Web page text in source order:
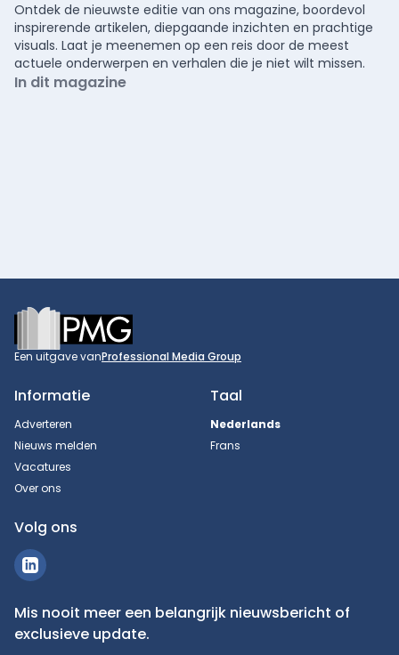
Ontdek de nieuwste editie van ons magazine, boordevol
inspirerende artikelen, diepgaande inzichten en prachtige
visuals. Laat je meenemen op een reis door de meest
actuele onderwerpen en verhalen die je niet wilt missen.
In dit magazine
Footer
Een uitgave vanProfessional Media Group
Informatie
Adverteren
Nieuws melden
Vacatures
Over ons
Taal
Nederlands
Frans
Volg ons
Mis nooit meer een belangrijk nieuwsbericht of
exclusieve update.